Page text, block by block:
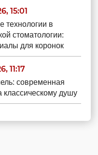
15:01
технологии в
стоматологии:
для коронок
11:17
современная
классическому душу